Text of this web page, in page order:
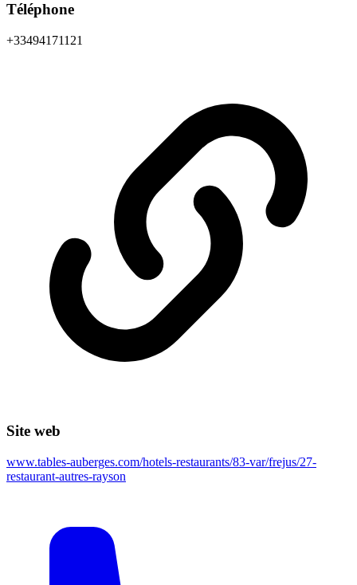
Téléphone
+33494171121
Site web
www.tables-auberges.com/hotels-restaurants/83-var/frejus/27-
restaurant-autres-rayson